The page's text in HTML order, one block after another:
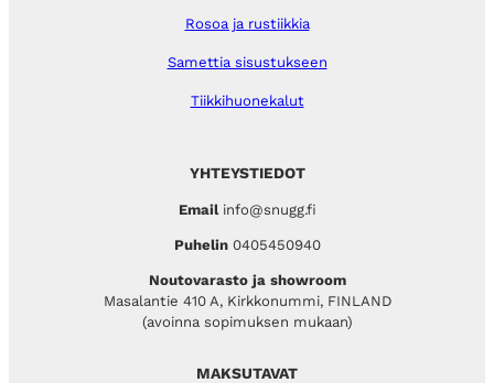
YHTEYSTIEDOT
Emailinfo@snugg.fi
Puhelin 0405450940
Noutovarasto ja showroom
Masalantie 410 A, Kirkkonummi, FINLAND
(avoinna sopimuksen mukaan)
Rosoa ja rustiikkia
Samettia sisustukseen
Tiikkihuonekalut
MAKSUTAVAT